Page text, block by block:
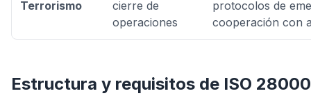
Terrorismo
cierre de
operaciones
protocolos de
cooperación con
Estructura y requisitos de ISO